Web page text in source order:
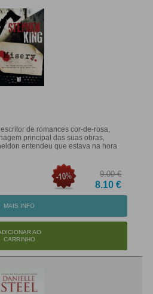
de romances cor-de-rosa,
principal das suas obras,
entendeu que estava na hora
9.00 €
8.10 €
MAIS INFO
AO
CARRINHO